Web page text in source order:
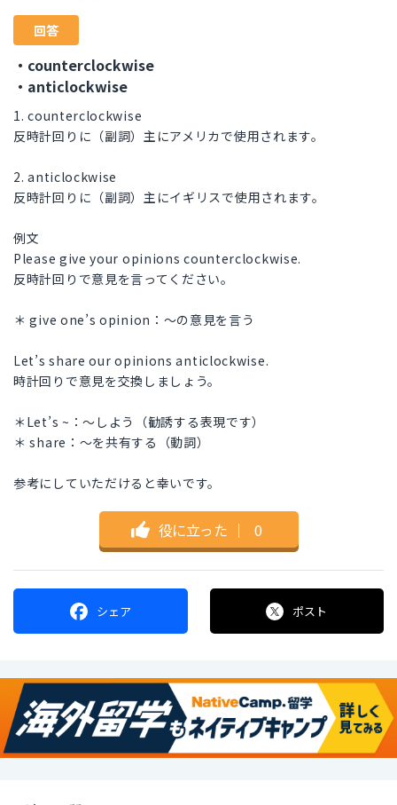
回答
・counterclockwise
・anticlockwise
1. counterclockwise
反時計回りに（副詞）主にアメリカで使用されます。
2. anticlockwise
反時計回りに（副詞）主にイギリスで使用されます。
例文
Please give your opinions counterclockwise.
反時計回りで意見を言ってください。
＊ give one’s opinion：〜の意見を言う
Let’s share our opinions anticlockwise.
時計回りで意見を交換しましょう。
＊Let’s ~：〜しよう（勧誘する表現です）
＊ share：〜を共有する（動詞）
参考にしていただけると幸いです。
役に立った ｜ 0
シェア ポスト